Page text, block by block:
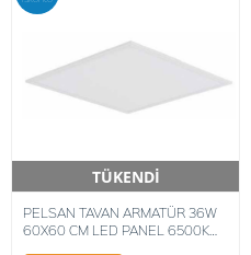
TÜKENDİ
Hızlı Teslimat
PELSAN TAVAN ARMATÜR 36W
60X60 CM LED PANEL 6500K